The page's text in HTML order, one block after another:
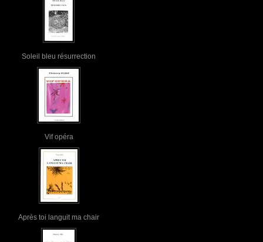
Soleil bleu résurrection
Vif opéra
Après toi languit ma chair